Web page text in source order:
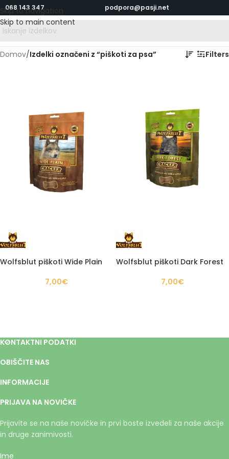
Skip to navigation
Skip to main content
068 143 347 podpora@pasji.net
Domov/Izdelki označeni z “piškoti za psa” Filters
Wolfsblut piškoti Wide Plain
7,00€
Wolfsblut piškoti Dark Forest
7,00€
KONTAKTNI PODATKI
OBIŠČITE NAS
INFORMACIJE
PRIJAVA NA NOVIČKE
Prijavite se na naše novičke in prvi boste izvedeli za naše akcije
in druge zanimivosti.
Ime